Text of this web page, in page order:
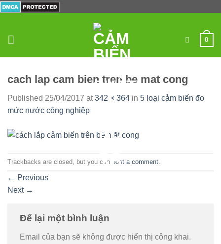
0
cach lap cam bien tren be mat cong
Published 25/04/2017 at342 × 364 in 5 loại cảm biến đo
mức nước công nghiệp
Trackbacks are closed, but you can post a comment
← Previous
Next →
Để lại một bình luận
Email của bạn sẽ không được hiển thị công khai.